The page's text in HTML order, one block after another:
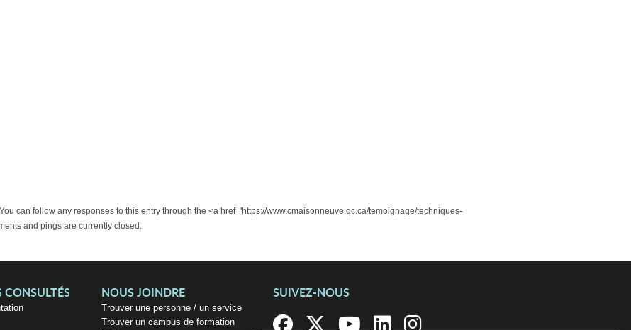
can follow any responses to this entry through the <a href='https://www.cmaisonneuve.qc.ca/temoignage/techniques-
and pings are currently closed.
CONSULTÉS NOUS JOINDRE
Trouver une personne / un service
Trouver un campus de formation
SUIVEZ-NOUS